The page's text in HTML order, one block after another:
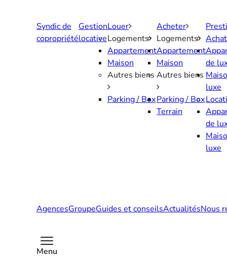
Syndic de
copropriété
Gestion
locative
Louer
Logements
Appartement
Maison
Autres biens
Parking / Box
Acheter
Logements
Appartement
Maison
Autres biens
Parking / Box
Terrain
Achat
de
luxe
de
luxe
AgencesGroupeGuides et conseilsActualitésNous
Menu